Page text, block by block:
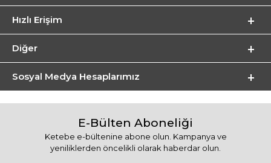
Hızlı Erişim
Diğer
Sosyal Medya Hesaplarımız
E-Bülten Aboneliği
Ketebe e-bültenine abone olun. Kampanya ve
yeniliklerden öncelikli olarak haberdar olun.